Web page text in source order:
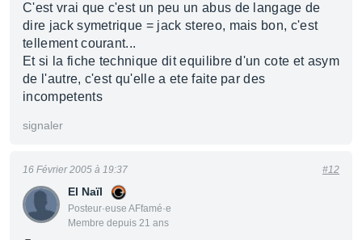
C'est vrai que c'est un peu un abus de langage de
dire jack symetrique = jack stereo, mais bon, c'est
tellement courant...
Et si la fiche technique dit equilibre d'un cote et asym
de l'autre, c'est qu'elle a ete faite par des
incompetents
signaler
El Naïl
Posteur·euse AFfamé·e
Membre depuis 21 ans
16 Février 2005 à 19:37 #12